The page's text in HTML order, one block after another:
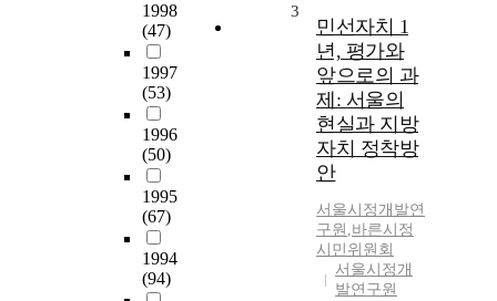
1998
(47)
1997
(53)
1996
(50)
1995
(67)
1994
(94)
3
민선자치 1
년, 평가와
앞으로의 과
제: 서울의
현실과 지방
자치 정착방
안
서울시정개발연
구원 ,바른시정
시민위원회
서울시정개
발연구원